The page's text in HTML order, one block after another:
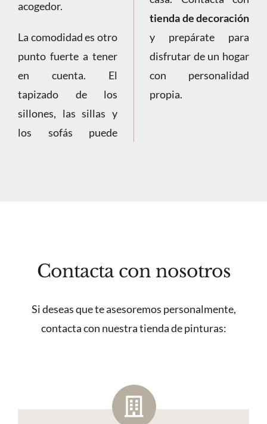
acogedor.
La comodidad es otro
punto fuerte a tener
en cuenta. El
tapizado de los
sillones, las sillas y
los sofás puede
tienda de decoración
y prepárate para
disfrutar de un hogar
con personalidad
propia.
Contacta con nosotros
Si deseas que te asesoremos personalmente,
contacta con nuestra tienda de pinturas: